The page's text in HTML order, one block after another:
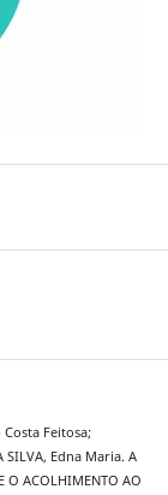
Costa Feitosa;
SILVA, Edna Maria. A
O ACOLHIMENTO AO